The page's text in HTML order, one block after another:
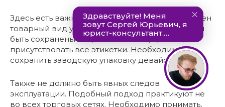
Здесь есть важный нюанс: должен быть сохранен
товарный вид устройства. Обязательно должны
быть сохранены защитные пленки, ярлыки,
присутствовать все этикетки. Необходимо
сохранить заводскую упаковку девайса.
Также не должно быть явных следов
эксплуатации. Подобный подход практикуют не
во всех торговых сетях. Необходимо понимать,